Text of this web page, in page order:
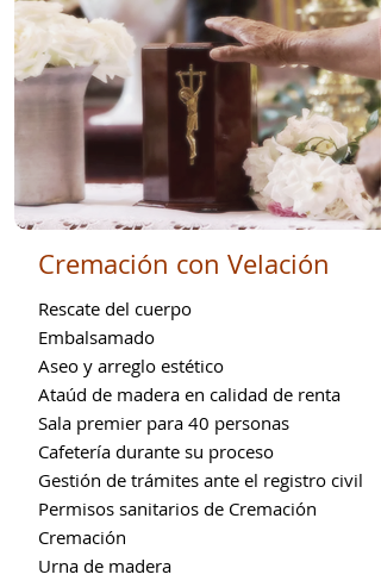
Cremación con Velación
Rescate del cuerpo
Embalsamado
Aseo y arreglo estético
Ataúd de madera en calidad de renta
Sala premier para 40 personas
Cafetería durante su proceso
Gestión de trámites ante el registro civil
Permisos sanitarios de Cremación
Cremación
Urna de madera